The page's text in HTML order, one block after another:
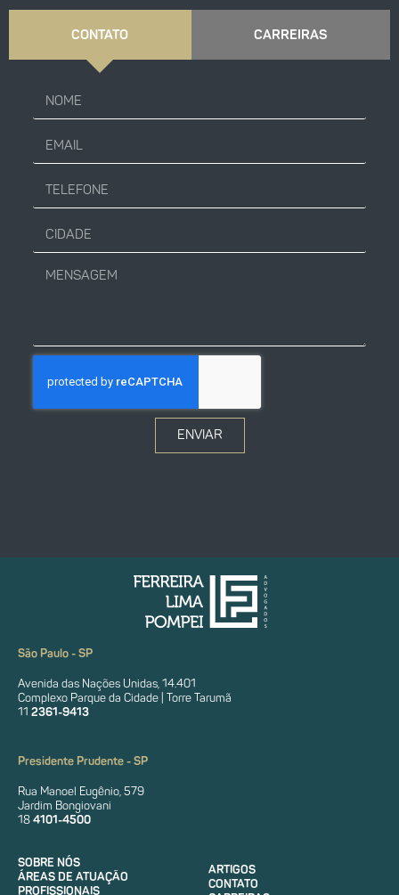
CONTATO CARREIRAS
ENVIAR
São Paulo - SP
Avenida das Nações Unidas, 14.401
Complexo Parque da Cidade | Torre Tarumã
11 2361-9413
Presidente Prudente - SP
Rua Manoel Eugênio, 579
Jardim Bongiovani
18 4101-4500
SOBRE NÓS
ÁREAS DE ATUAÇÃO
PROFISSIONAIS
ARTIGOS
CONTATO